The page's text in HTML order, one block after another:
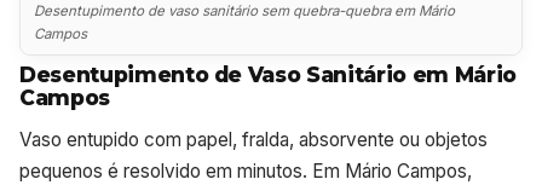
Desentupimento de vaso sanitário sem quebra-quebra em Mário
Campos
Desentupimento de Vaso Sanitário em Mário
Campos
Vaso entupido com papel, fralda, absorvente ou objetos
pequenos é resolvido em minutos. Em Mário Campos,